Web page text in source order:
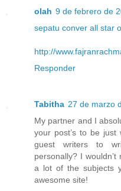
olah 9 de febrero de
sepatu conver all star
http://
Responder
Tabitha 27 de marzo
My partner and I
your post’s to be just
guest writers to
personally? I
a lot of the subjects
awesome site!